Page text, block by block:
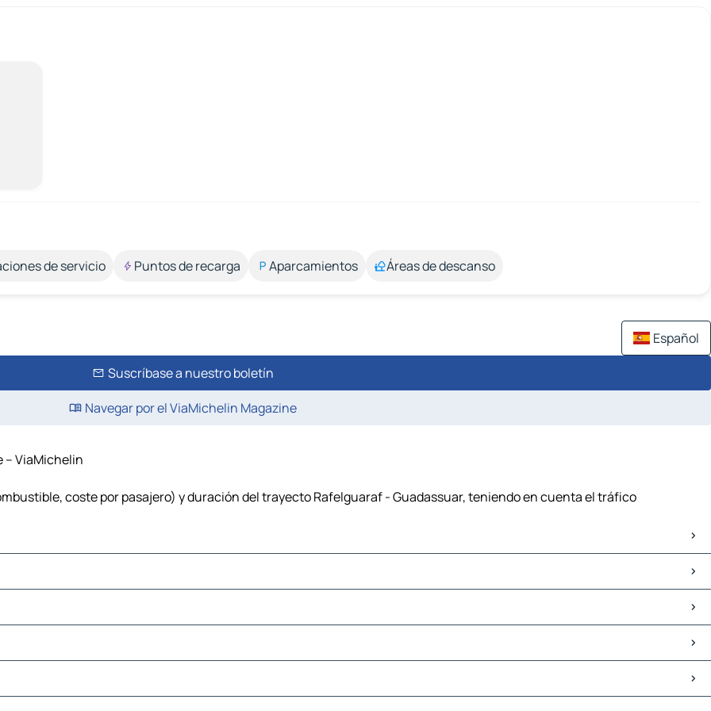
de servicio Puntos de recarga Aparcamientos Áreas de descanso
Español
Suscríbase a nuestro boletín
Navegar por el ViaMichelin Magazine
– ViaMichelin
coste por pasajero) y duración del trayecto Rafelguaraf - Guadassuar, teniendo en cuenta el tráfico